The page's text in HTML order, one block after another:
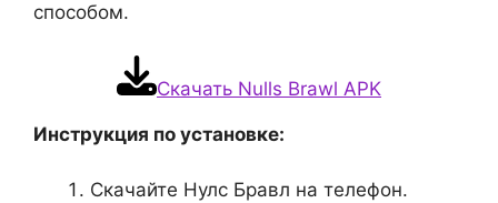
способом.
Скачать Nulls Brawl APK
Инструкция по установке:
Скачайте Нулс Бравл на телефон.